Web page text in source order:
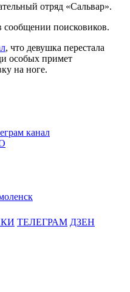
отряд «Сальвар».
сообщении поисковиков.
, что девушка перестала
особых примет
на ноге.
канал
ТЕЛЕГРАМ ДЗЕН